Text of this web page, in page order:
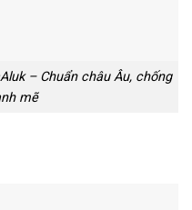
– Chuẩn châu Âu, chống
mẽ